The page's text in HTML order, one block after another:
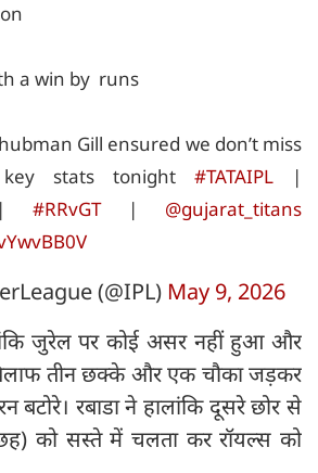
a win by runs
Gill ensured we don’t miss
stats tonight #TATAIPL |
#RRvGT| @gujarat_titans
(@IPL) May 9, 2026
जुरेल पर कोई असर नहीं हुआ और
तीन छक्के और एक चौका जड़कर
रबाडा ने हालांकि दूसरे छोर से
को सस्ते में चलता कर रॉयल्स को